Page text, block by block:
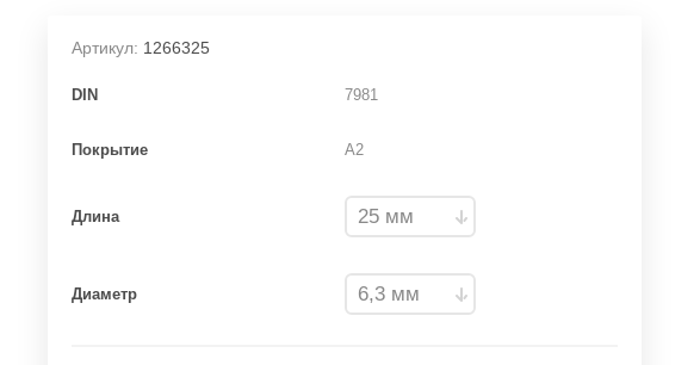
Артикул: 1266325
DIN 7981
Покрытие A2
Длина
Диаметр